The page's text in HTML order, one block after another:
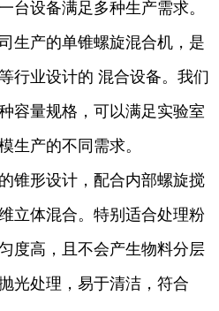
台设备满足多种生产需求。
生产的单锥螺旋混合机，是
行业设计的 混合设备。我们
容量规格，可以满足实验室
生产的不同需求。
锥形设计，配合内部螺旋搅
立体混合。特别适合处理粉
度高，且不会产生物料分层
光处理，易于清洁，符合